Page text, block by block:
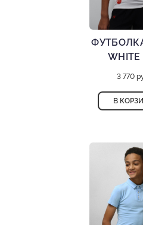
WHITE
3 770
В